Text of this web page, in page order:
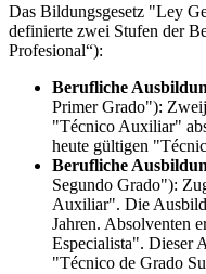
Das Bildungsgesetz "Ley
definierte zwei Stufen der
Profesional“):
Berufliche
Primer Grado"):
"Técnico Auxiliar"
heute gültigen
Berufliche
Segundo Grado"):
Auxiliar". Die
Jahren. Absolventen
Especialista". Dieser
"Técnico de Grado